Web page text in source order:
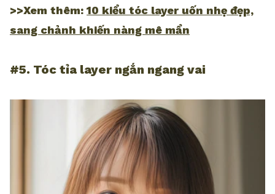
>>Xem thêm: 10 kiểu tóc layer uốn nhẹ đẹp,
sang chảnh khiến nàng mê mẩn
#5. Tóc tỉa layer ngắn ngang vai